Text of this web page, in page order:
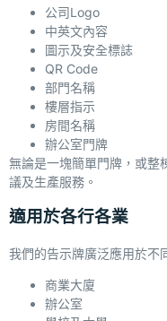
公司Logo
中英文內容
圖示及安全標誌
QR Code
部門名稱
樓層指示
房間名稱
辦公室門牌
無論是一塊簡單門牌，或整
議及生產服務。
適用於各行各業
我們的告示牌廣泛應用於不
商業大廈
辦公室